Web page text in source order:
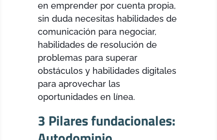
en emprender por cuenta propia,
sin duda necesitas habilidades de
comunicación para negociar,
habilidades de resolución de
problemas para superar
obstáculos y habilidades digitales
para aprovechar las
oportunidades en línea.
3 Pilares fundacionales: